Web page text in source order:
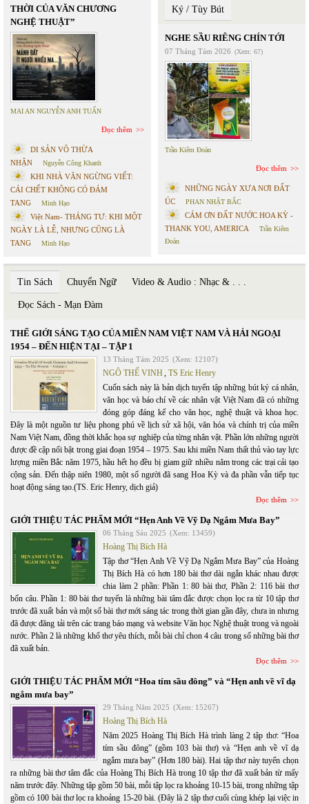
THỜI CỦA VĂN CHƯƠNG
NGHỆ THUẬT”
MAI AN NGUYỄN ANH TUẤN
Đọc thêm
DI SẢN VÔ THỪA
NHẬN
Nguyễn Công Khanh
KHI NHÀ VĂN NGỪNG VIẾT:
CÁI CHẾT KHÔNG CÓ ĐÁM
TANG
Minh Hạo
Việt Nam- THÁNG TƯ: KHI MỘT
NGÀY LÀ LỄ, NHƯNG CŨNG LÀ
TANG
Minh Hạo
Ký / Tùy Bút
NGHE SẦU RIÊNG CHÍN TỚI
07 Tháng Tám 2026 (Xem: 67)
Trần Kiêm Đoàn
Đọc thêm
NHỮNG NGÀY XƯA NƠI ĐẤT
ÚC
PHAN NHẬT BẮC
CÁM ƠN ĐẤT NƯỚC HOA KỲ -
THANK YOU, AMERICA
Trần Kiêm
Đoàn
Tin Sách Chuyển Ngữ Video & Audio : Nhạc & . . .
Đọc Sách - Mạn Đàm
THẾ GIỚI SÁNG TẠO CỦA MIỀN NAM VIỆT NAM VÀ HẢI NGOẠI
1954 – ĐẾN HIỆN TẠI – TẬP 1
13 Tháng Tám 2025 (Xem: 12107)
NGÔ THẾ VINH, TS Eric Henry
Cuốn sách này là bản dịch tuyển tập những bút ký cá nhân,
văn học và báo chí về các nhân vật Việt Nam đã có những
đóng góp đáng kể cho văn học, nghệ thuật và khoa học.
Đây là một nguồn tư liệu phong phú về lịch sử xã hội, văn hóa và chính trị của miền
Nam Việt Nam, đồng thời khắc họa sự nghiệp của từng nhân vật. Phần lớn những người
được đề cập nổi bật trong giai đoạn 1954 – 1975. Sau khi miền Nam thất thủ vào tay lực
lượng miền Bắc năm 1975, hầu hết họ đều bị giam giữ nhiều năm trong các trại cải tạo
cộng sản. Đến thập niên 1980, một số người đã sang Hoa Kỳ và đa phần vẫn tiếp tục
hoạt động sáng tạo.(TS. Eric Henry, dịch giả)
Đọc thêm
GIỚI THIỆU TÁC PHẨM MỚI “Hẹn Anh Về Vỹ Dạ Ngắm Mưa Bay”
06 Tháng Sáu 2025 (Xem: 13459)
Hoàng Thị Bích Hà
Tập thơ “Hẹn Anh Về Vỹ Dạ Ngắm Mưa Bay” của Hoàng
Thị Bích Hà có hơn 180 bài thơ dài ngắn khác nhau được
chia làm 2 phần: Phần 1: 80 bài thơ, Phần 2: 116 bài thơ
bốn câu. Phần 1: 80 bài thơ tuyển là những bài tâm đắc được chọn lọc ra từ 10 tập thơ
trước đã xuất bản và một số bài thơ mới sáng tác trong thời gian gần đây, chưa in nhưng
đã được đăng tải trên các trang báo mạng và website Văn học Nghệ thuật trong và ngoài
nước. Phần 2 là những khổ thơ yêu thích, mỗi bài chỉ chon 4 câu trong số những bài thơ
đã xuất bản.
Đọc thêm
GIỚI THIỆU TÁC PHẨM MỚI “Hoa tím sầu đông” và “Hẹn anh về vĩ dạ
ngắm mưa bay”
29 Tháng Năm 2025 (Xem: 15267)
Hoàng Thị Bích Hà
Năm 2025 Hoàng Thị Bích Hà trình làng 2 tập thơ: “Hoa
tím sầu đông” (gồm 103 bài thơ) và “Hẹn anh về vĩ dạ
ngắm mưa bay” (Hơn 180 bài). Hai tập thơ này tuyển chọn
ra những bài thơ tâm đắc của Hoàng Thị Bích Hà trong 10 tập thơ đã xuất bản từ mấy
năm trước đây. Những tập gồm 50 bài, mỗi tập lọc ra khoảng 10-15 bài, trong những tập
gồm có 100 bài thơ lọc ra khoảng 15-20 bài. (Đây là 2 tập thơ cuối cùng khép lại việc in